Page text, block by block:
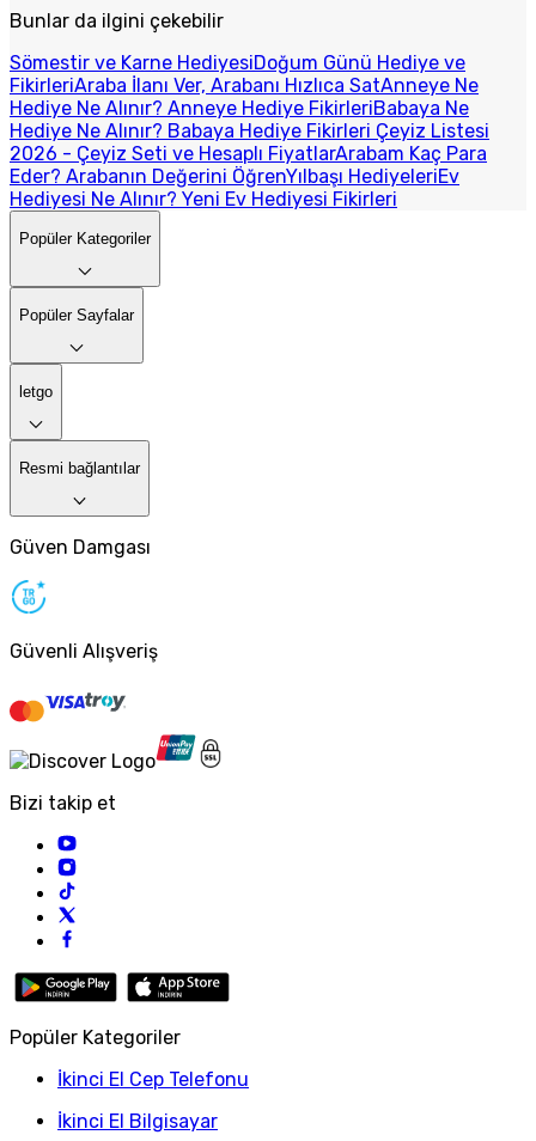
Bunlar da ilgini çekebilir
Sömestir ve Karne HediyesiDoğum Günü Hediye ve
FikirleriAraba İlanı Ver, Arabanı Hızlıca SatAnneye Ne
Hediye Ne Alınır? Anneye Hediye FikirleriBabaya Ne
Hediye Ne Alınır? Babaya Hediye Fikirleri Çeyiz Listesi
2026 - Çeyiz Seti ve Hesaplı FiyatlarArabam Kaç Para
Eder? Arabanın Değerini ÖğrenYılbaşı HediyeleriEv
Hediyesi Ne Alınır? Yeni Ev Hediyesi Fikirleri
Popüler Kategoriler
Popüler Sayfalar
letgo
Resmi bağlantılar
Güven Damgası
Güvenli Alışveriş
Bizi takip et
Popüler Kategoriler
İkinci El Cep Telefonu
İkinci El Bilgisayar